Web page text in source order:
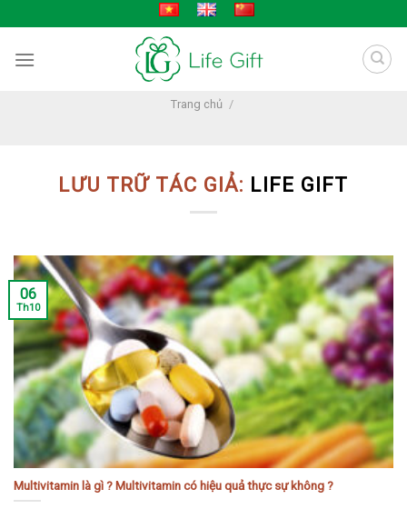
content
Trang chủ /
LƯU TRỮ TÁC GIẢ: LIFE GIFT
Multivitamin là gì ? Multivitamin có hiệu quả thực sự không ?
06
Th10